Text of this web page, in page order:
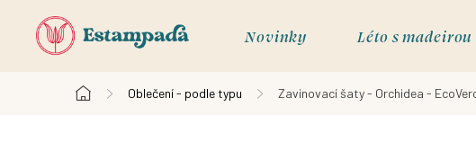
Novinky Léto s madeirou
Domů
Oblečení - podle typu Zavinovací šaty - Orchidea -